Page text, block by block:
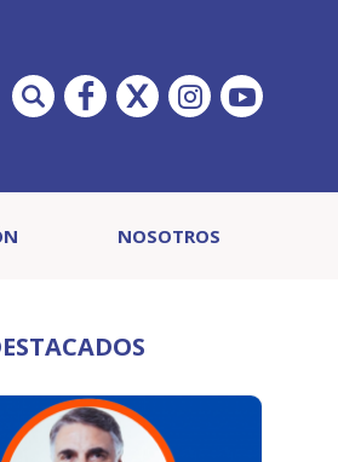
NOSOTROS